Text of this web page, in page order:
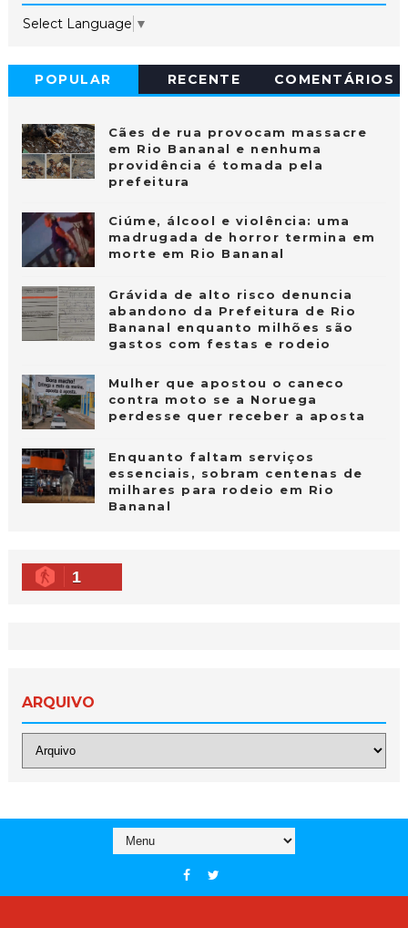
Select Language ▼
POPULAR RECENTE COMENTÁRIOS
Cães de rua provocam massacre
em Rio Bananal e nenhuma
providência é tomada pela
prefeitura
Ciúme, álcool e violência: uma
madrugada de horror termina em
morte em Rio Bananal
Grávida de alto risco denuncia
abandono da Prefeitura de Rio
Bananal enquanto milhões são
gastos com festas e rodeio
Mulher que apostou o caneco
contra moto se a Noruega
perdesse quer receber a aposta
Enquanto faltam serviços
essenciais, sobram centenas de
milhares para rodeio em Rio
Bananal
1
ARQUIVO